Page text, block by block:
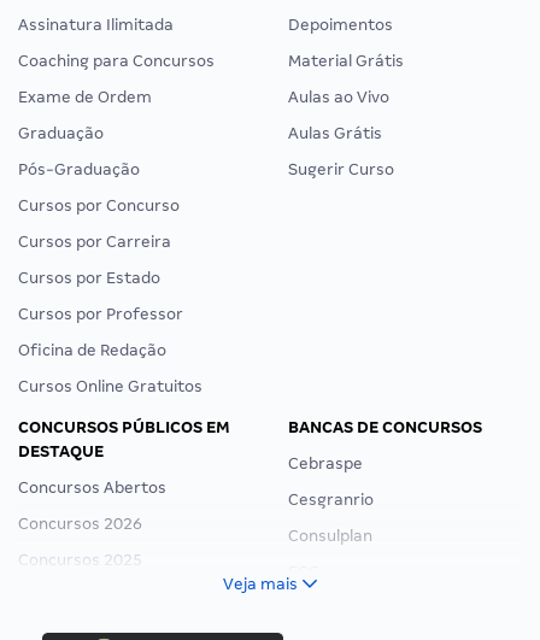
Assinatura Ilimitada
Coaching para Concursos
Exame de Ordem
Graduação
Pós-Graduação
Cursos por Concurso
Cursos por Carreira
Cursos por Estado
Cursos por Professor
Oficina de Redação
Cursos Online Gratuitos
Depoimentos
Material Grátis
Aulas ao Vivo
Aulas Grátis
Sugerir Curso
CONCURSOS PÚBLICOS EM
DESTAQUE
Concursos Abertos
Concursos 2026
Concursos 2025
Concurso Ibama
BANCAS DE CONCURSOS
Cebraspe
Cesgranrio
Consulplan
Veja mais